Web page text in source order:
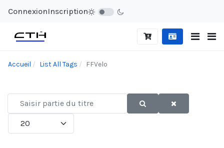
ConnexionInscription
Accueil List All Tags FFVelo
Saisir
partie
titre
Afficher #